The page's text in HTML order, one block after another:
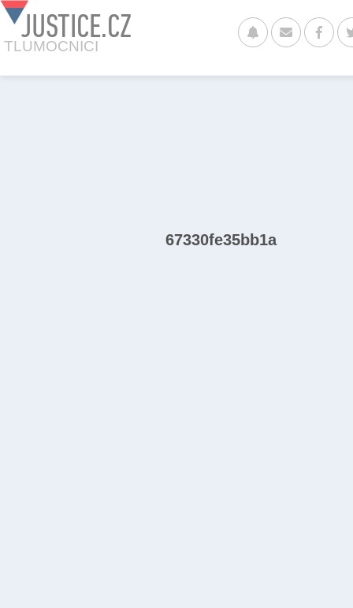
JUSTICE.CZ
TLUMOCNICI
67330fe35bb1a